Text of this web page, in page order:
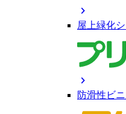
chevron_right
屋上緑化
chevron_right
防滑性ビ